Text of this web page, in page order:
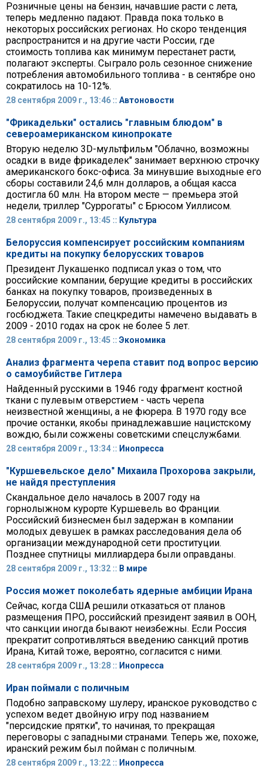
Розничные цены на бензин, начавшие расти с лета,
теперь медленно падают. Правда пока только в
некоторых российских регионах. Но скоро тенденция
распространится и на другие части России, где
стоимость топлива как минимум перестанет расти,
полагают эксперты. Сыграло роль сезонное снижение
потребления автомобильного топлива - в сентябре оно
сократилось на 10-12%.
28 сентября 2009 г., 13:46 :: Автоновости
"Фрикадельки" остались "главным блюдом" в
североамериканском кинопрокате
Вторую неделю 3D-мультфильм "Облачно, возможны
осадки в виде фрикаделек" занимает верхнюю строчку
американского бокс-офиса. За минувшие выходные его
сборы составили 24,6 млн долларов, а общая касса
достигла 60 млн. На втором месте — премьера этой
недели, триллер "Суррогаты" с Брюсом Уиллисом.
28 сентября 2009 г., 13:45 :: Культура
Белоруссия компенсирует российским компаниям
кредиты на покупку белорусских товаров
Президент Лукашенко подписал указ о том, что
российские компании, берущие кредиты в российских
банках на покупку товаров, произведенных в
Белоруссии, получат компенсацию процентов из
госбюджета. Такие спецкредиты намечено выдавать в
2009 - 2010 годах на срок не более 5 лет.
28 сентября 2009 г., 13:45 :: Экономика
Анализ фрагмента черепа ставит под вопрос версию
о самоубийстве Гитлера
Найденный русскими в 1946 году фрагмент костной
ткани с пулевым отверстием - часть черепа
неизвестной женщины, а не фюрера. В 1970 году все
прочие останки, якобы принадлежавшие нацистскому
вождю, были сожжены советскими спецслужбами.
28 сентября 2009 г., 13:34 :: Инопресса
"Куршевельское дело" Михаила Прохорова закрыли,
не найдя преступления
Скандальное дело началось в 2007 году на
горнолыжном курорте Куршевель во Франции.
Российский бизнесмен был задержан в компании
молодых девушек в рамках расследования дела об
организации международной сети проституции.
Позднее спутницы миллиардера были оправданы.
28 сентября 2009 г., 13:32 :: В мире
Россия может поколебать ядерные амбиции Ирана
Сейчас, когда США решили отказаться от планов
размещения ПРО, российский президент заявил в ООН,
что санкции иногда бывают неизбежны. Если Россия
прекратит сопротивляться введению санкций против
Ирана, Китай тоже, вероятно, согласится с ними.
28 сентября 2009 г., 13:28 :: Инопресса
Иран поймали с поличным
Подобно заправскому шулеру, иранское руководство с
успехом ведет двойную игру под названием
"персидские прятки", то начиная, то прекращая
переговоры с западными странами. Теперь же, похоже,
иранский режим был пойман с поличным.
28 сентября 2009 г., 13:22 :: Инопресса